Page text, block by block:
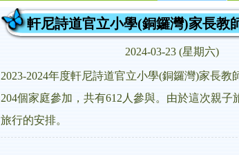
軒尼詩道官立小學(銅鑼灣)家長教
2024-03-23 (星期六)
2023-2024年度軒尼詩道官立小學(銅鑼灣)家長
204個家庭參加，共有612人參與。由於這次親
旅行的安排。